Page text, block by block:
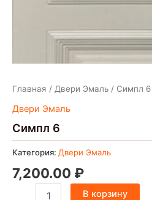
Главная / Двери Эмаль / Симпл 6
Двери Эмаль
Симпл 6
Категория: Двери Эмаль
7,200.00 ₽
В корзину